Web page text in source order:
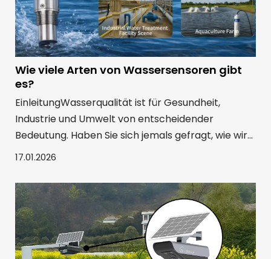
Wie viele Arten von Wassersensoren gibt
es?
EinleitungWasserqualität ist für Gesundheit,
Industrie und Umwelt von entscheidender
Bedeutung. Haben Sie sich jemals gefragt, wie wir
es effektiv überwachen? Vom pH-Wert bis zur
Wasserqualitätssensoren Echtzeit-Einblicke in die
Wasserbedingungen.
17.01.2026